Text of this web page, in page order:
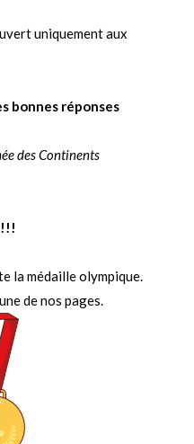
uniquement aux
bonnes réponses
des Continents
!!!
la médaille olympique.
de nos pages.